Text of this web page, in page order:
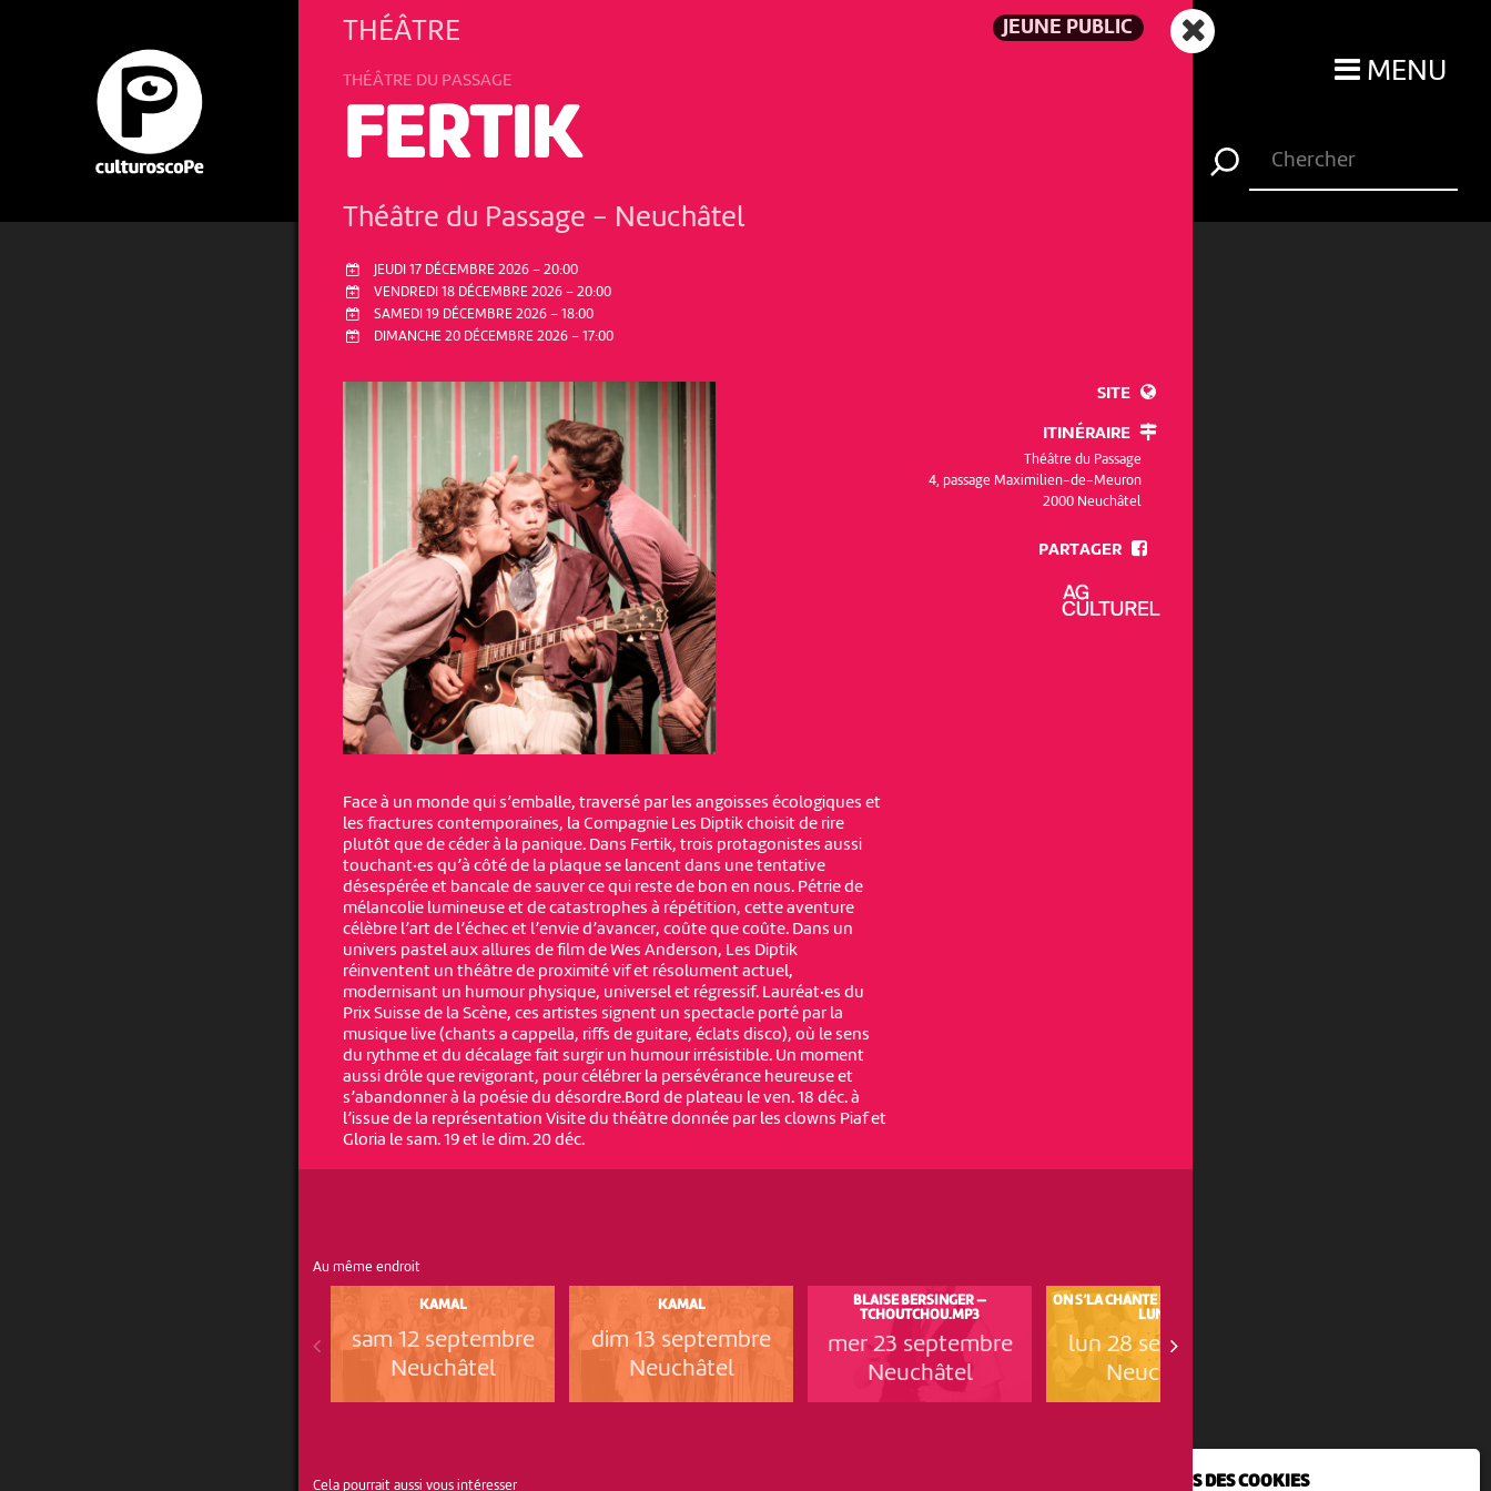
NOUS UTILISONS DES COOKIES
MENU
JEUDI 17 DÉCEMBRE 2026 – 20:00
VENDREDI 18 DÉCEMBRE 2026 – 20:00
SAMEDI 19 DÉCEMBRE 2026 – 18:00
DIMANCHE 20 DÉCEMBRE 2026 – 17:00
JEUNE PUBLIC
THÉÂTRE
THÉÂTRE DU PASSAGE
FERTIK
Théâtre du Passage - Neuchâtel
Face à un monde qui s’emballe, traversé par les angoisses écologiques et
les fractures contemporaines, la Compagnie Les Diptik choisit de rire
plutôt que de céder à la panique. Dans Fertik, trois protagonistes aussi
touchant·es qu’à côté de la plaque se lancent dans une tentative
désespérée et bancale de sauver ce qui reste de bon en nous. Pétrie de
mélancolie lumineuse et de catastrophes à répétition, cette aventure
célèbre l’art de l’échec et l’envie d’avancer, coûte que coûte. Dans un
univers pastel aux allures de film de Wes Anderson, Les Diptik
réinventent un théâtre de proximité vif et résolument actuel,
modernisant un humour physique, universel et régressif. Lauréat·es du
Prix Suisse de la Scène, ces artistes signent un spectacle porté par la
musique live (chants a cappella, riffs de guitare, éclats disco), où le sens
du rythme et du décalage fait surgir un humour irrésistible. Un moment
aussi drôle que revigorant, pour célébrer la persévérance heureuse et
s’abandonner à la poésie du désordre.Bord de plateau le ven. 18 déc. à
l’issue de la représentation Visite du théâtre donnée par les clowns Piaf et
Gloria le sam. 19 et le dim. 20 déc.
SITE
ITINÉRAIRE
Théâtre du Passage
4, passage Maximilien-de-Meuron
2000 Neuchâtel
PARTAGER
Au même endroit
KAMAL
sam 12 septembre
Neuchâtel
KAMAL
dim 13 septembre
Neuchâtel
BLAISE BERSINGER —
TCHOUTCHOU.MP3
mer 23 septembre
Neuchâtel
ON S’LA CHANTE ! LA CHORALE DU
LUNDI
lun 28 septembre
Neuchâtel
Cela pourrait aussi vous intéresser